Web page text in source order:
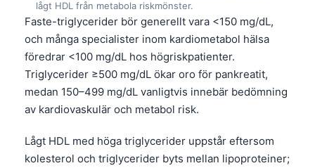
lågt HDL från metabola riskmönster.
Faste-triglycerider bör generellt vara <150 mg/dL,
och många specialister inom kardiometabol hälsa
föredrar <100 mg/dL hos högriskpatienter.
Triglycerider ≥500 mg/dL ökar oro för pankreatit,
medan 150–499 mg/dL vanligtvis innebär bedömning
av kardiovaskulär och metabol risk.
Lågt HDL med höga triglycerider uppstår eftersom
kolesterol och triglycerider byts mellan lipoproteiner;